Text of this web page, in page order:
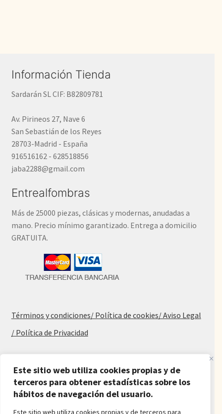
Este sitio web utiliza cookies propias y de
terceros para obtener estadísticas sobre los
hábitos de navegación del usuario.
Este sitio web utiliza cookies propias y de terceros para
Información Tienda
Sardarán SL CIF: B82809781
Av. Pirineos 27, Nave 6
San Sebastián de los Reyes
28703-Madrid - España
916516162 - 628518856
jaba2288@gmail.com
Entrealfombras
Más de 25000 piezas, clásicas y modernas, anudadas a
mano. Precio mínimo garantizado. Entrega a domicilio
GRATUITA.
Términos y condiciones/ Política de cookies/ Aviso Legal
/ Política de Privacidad
Alfombras baratas
Procedencia de las alfombras